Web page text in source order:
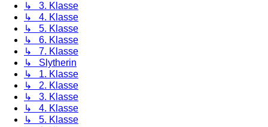
↳ 3. Klasse
↳ 4. Klasse
↳ 5. Klasse
↳ 6. Klasse
↳ 7. Klasse
↳ Slytherin
↳ 1. Klasse
↳ 2. Klasse
↳ 3. Klasse
↳ 4. Klasse
↳ 5. Klasse